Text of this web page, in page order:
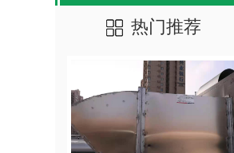
热门推荐